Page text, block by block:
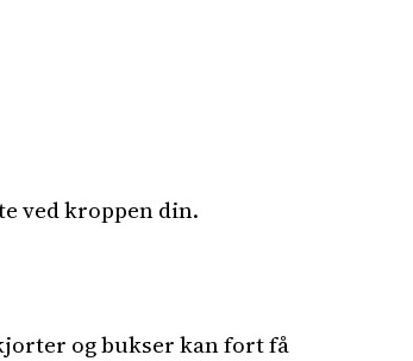
ved kroppen din.
og bukser kan fort få